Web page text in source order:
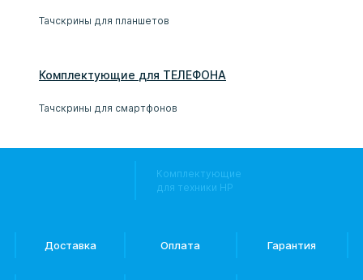
Тачскрины для планшетов
Комплектующие для ТЕЛЕФОНА
Тачскрины для смартфонов
Комплектующие
для техники HP
Доставка Оплата Гарантия